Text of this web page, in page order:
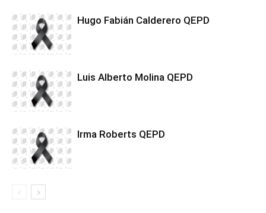
Hugo Fabián Calderero QEPD
Luis Alberto Molina QEPD
Irma Roberts QEPD